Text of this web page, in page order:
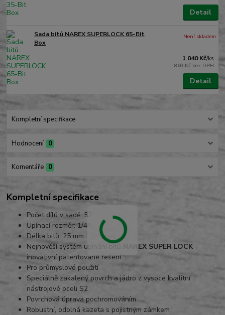
Detail
Sada bitů NAREX SUPERLOCK 65-Bit
Box
1 040 Kč/ks
860 Kč bez DPH
Není skladem
Detail
Kompletní specifikace
Hodnocení 0
Komentáře 0
Kompletní specifikace
Počet dílů v sadě: 52
Upínací rozměr: 1/4"
Délka bitů: 25 mm
Nejnověší systém upínání bitů
NAREX SUPER LOCK -
inovativní patentované řešení
Pro průmyslové použití
Speciálně zakalený povrch a jádro z vysoce kvalitní
nástrojové oceli S2
Povrchová úprava pochromováním
Robustní, odolná kazeta s pojistným zámkem